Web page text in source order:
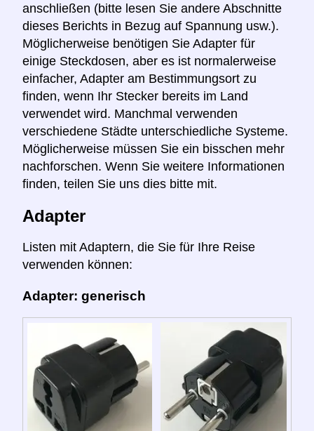
anschließen (bitte lesen Sie andere Abschnitte
dieses Berichts in Bezug auf Spannung usw.).
Möglicherweise benötigen Sie Adapter für
einige Steckdosen, aber es ist normalerweise
einfacher, Adapter am Bestimmungsort zu
finden, wenn Ihr Stecker bereits im Land
verwendet wird. Manchmal verwenden
verschiedene Städte unterschiedliche Systeme.
Möglicherweise müssen Sie ein bisschen mehr
nachforschen. Wenn Sie weitere Informationen
finden, teilen Sie uns dies bitte mit.
Adapter
Listen mit Adaptern, die Sie für Ihre Reise
verwenden können:
Adapter: generisch